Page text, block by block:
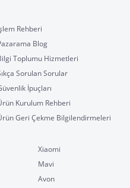
Rehberi
Blog
Toplumu Hizmetleri
Sorulan Sorular
İpuçları
Kurulum Rehberi
Geri Çekme Bilgilendirmeleri
Xiaomi
Mavi
Avon